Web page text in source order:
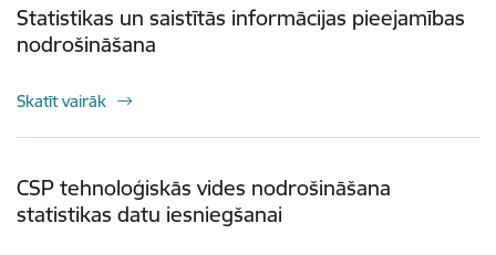
Statistikas un saistītās informācijas pieejamības
nodrošināšana
Skatīt vairāk
CSP tehnoloģiskās vides nodrošināšana
statistikas datu iesniegšanai